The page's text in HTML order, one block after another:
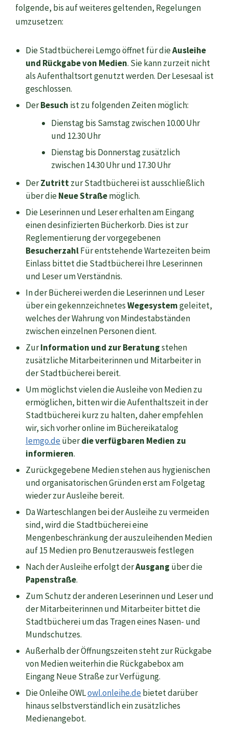
folgende, bis auf weiteres geltenden, Regelungen
umzusetzen:
Die Stadtbücherei Lemgo öffnet für dieAusleihe
und Rückgabe von Medien. Sie kann zurzeit nicht
als Aufenthaltsort genutzt werden. Der Lesesaal ist
geschlossen.
DerBesuch ist zu folgenden Zeiten möglich:
Dienstag bis Samstag zwischen 10.00 Uhr
und 12.30 Uhr
Dienstag bis Donnerstag zusätzlich
zwischen 14.30 Uhr und 17.30 Uhr
DerZutrittzur Stadtbücherei ist ausschließlich
über dieNeue Straßemöglich.
Die Leserinnen und Leser erhalten am Eingang
einen desinfizierten Bücherkorb. Dies ist zur
Reglementierung der vorgegebenen
BesucherzahlFür entstehende Wartezeiten beim
Einlass bittet die Stadtbücherei Ihre Leserinnen
und Leser um Verständnis.
In der Bücherei werden die Leserinnen und Leser
über ein gekennzeichnetesWegesystemgeleitet,
welches der Wahrung von Mindestabständen
zwischen einzelnen Personen dient.
ZurInformation und zur Beratungstehen
zusätzliche Mitarbeiterinnen und Mitarbeiter in
der Stadtbücherei bereit.
Um möglichst vielen die Ausleihe von Medien zu
ermöglichen, bitten wir die Aufenthaltszeit in der
Stadtbücherei kurz zu halten, daher empfehlen
wir, sich vorher online im Büchereikatalog
lemgo.de überdie verfügbaren Medien zu
informieren.
Zurückgegebene Medien stehen aus hygienischen
und organisatorischen Gründen erst am Folgetag
wieder zur Ausleihe bereit.
Da Warteschlangen bei der Ausleihe zu vermeiden
sind, wird die Stadtbücherei eine
Mengenbeschränkung der auszuleihenden Medien
auf 15 Medien pro Benutzerausweis festlegen
Nach der Ausleihe erfolgt derAusgang über die
Papenstraße.
Zum Schutz der anderen Leserinnen und Leser und
der Mitarbeiterinnen und Mitarbeiter bittet die
Stadtbücherei um das Tragen eines Nasen- und
Mundschutzes.
Außerhalb der Öffnungszeiten steht zur Rückgabe
von Medien weiterhin die Rückgabebox am
Eingang Neue Straße zur Verfügung.
Die Onleihe OWLowl.onleihe.de bietet darüber
hinaus selbstverständlich ein zusätzliches
Medienangebot.